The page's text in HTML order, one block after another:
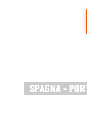
SPAGNA -